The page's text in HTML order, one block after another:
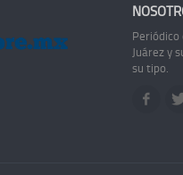
Juárez y
su tipo.